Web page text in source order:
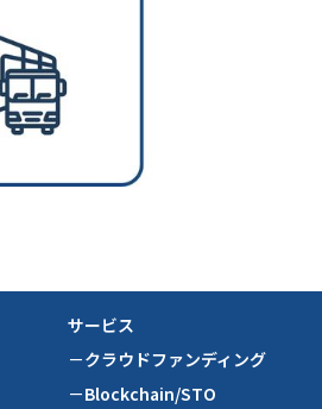
サービス
－クラウドファンディング
－Blockchain/STO